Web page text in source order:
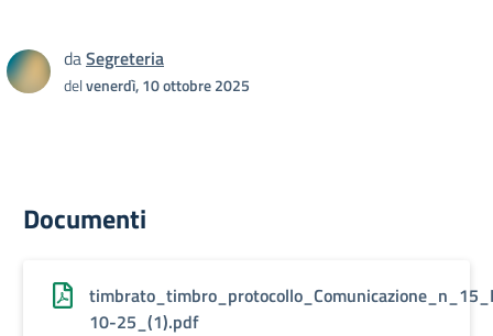
daSegreteria
delvenerdì, 10 ottobre 2025
Documenti
10-25_(1).pdf